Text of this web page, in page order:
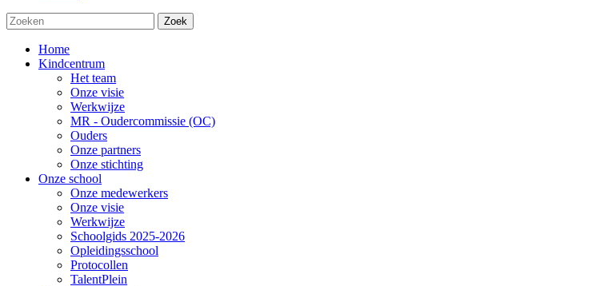
Zoek
Home
Kindcentrum
Het team
Onze visie
Werkwijze
MR - Oudercommissie (OC)
Ouders
Onze partners
Onze stichting
Onze school
Onze medewerkers
Onze visie
Werkwijze
Schoolgids 2025-2026
Opleidingsschool
Protocollen
TalentPlein